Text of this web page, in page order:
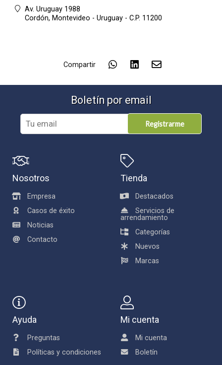
Av. Uruguay 1988
Cordón, Montevideo - Uruguay - C.P. 11200
Compartir
Boletín por email
Registrarme
Nosotros
Empresa
Casos de éxito
Noticias
Contacto
Tienda
Destacados
Servicios de
arrendamiento
Categorías
Nuevos
Marcas
Ayuda
Preguntas
Políticas y condiciones
Mi cuenta
Mi cuenta
Boletín